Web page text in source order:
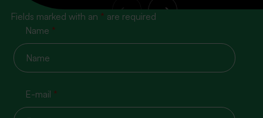
Fields marked with an * are required
Name *
E-mail *